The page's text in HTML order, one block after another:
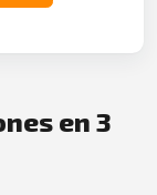
en 3